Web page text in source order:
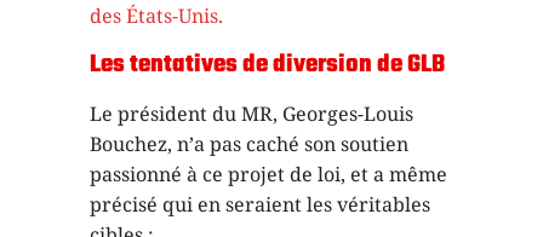
des États-Unis.
Les tentatives de diversion de GLB
Le président du MR, Georges-Louis
Bouchez, n’a pas caché son soutien
passionné à ce projet de loi, et a même
précisé qui en seraient les véritables